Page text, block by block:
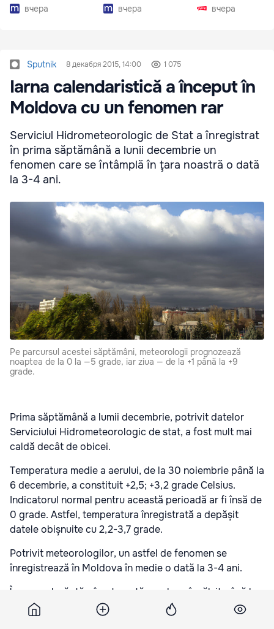
вчера
вчера
вчера
Sputnik 8 декабря 2015, 14:00 1 075
Iarna calendaristică a început în
Moldova cu un fenomen rar
Serviciul Hidrometeorologic de Stat a înregistrat
în prima săptămână a lunii decembrie un
fenomen care se întâmplă în ţara noastră o dată
la 3-4 ani.
Pe parcursul acestei săptămâni, meteorologii prognozează
noaptea de la 0 la —5 grade, iar ziua — de la +1 până la +9
grade.
Prima săptămână a lumii decembrie, potrivit datelor
Serviciului Hidrometeorologic de stat, a fost mult mai
caldă decât de obicei.
Temperatura medie a aerului, de la 30 noiembrie până la
6 decembrie, a constituit +2,5; +3,2 grade Celsius.
Indicatorul normal pentru această perioadă ar fi însă de
0 grade. Astfel, temperatura înregistrată a depășit
datele obișnuite cu 2,2-3,7 grade.
Potrivit meteorologilor, un astfel de fenomen se
înregistrează în Moldova în medie o dată la 3-4 ani.
În general, săptămâna trecută aerul s-a încălzit până la
+12grade la Dubăsari, Corneşti, Bravicea, Bălțata,